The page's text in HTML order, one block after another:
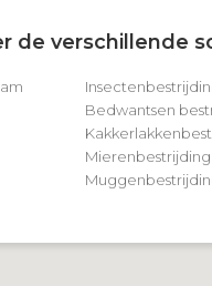
de verschillende
Bedwantsen